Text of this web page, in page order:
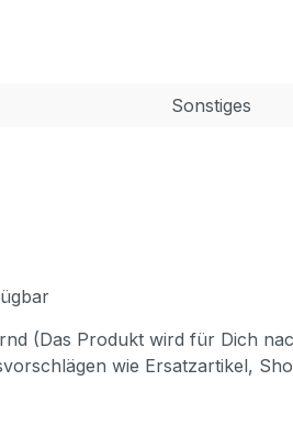
Sonstiges
(Das Produkt wird für Dich
wie Ersatzartikel,